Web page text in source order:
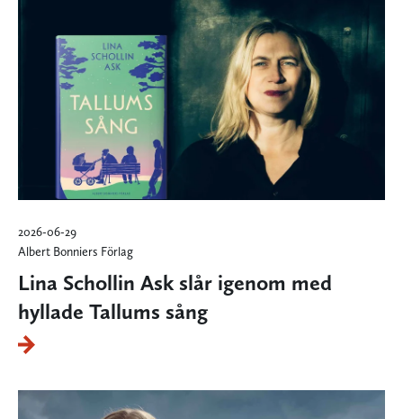
2026-06-29
Albert Bonniers Förlag
Lina Schollin Ask slår igenom med
hyllade Tallums sång